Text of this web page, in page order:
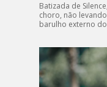
Batizada de
choro, não
barulho externo